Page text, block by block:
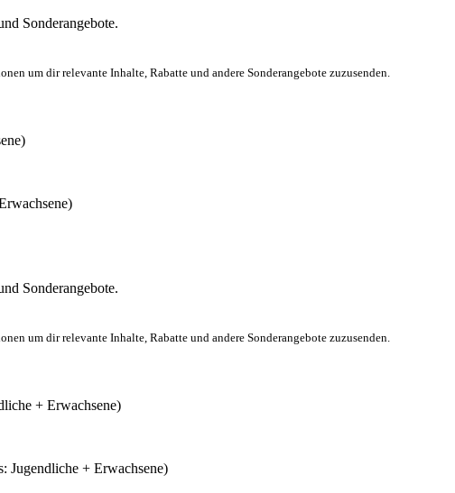
Sonderangebote.
um dir relevante Inhalte, Rabatte und andere Sonderangebote zuzusenden.
Sonderangebote.
um dir relevante Inhalte, Rabatte und andere Sonderangebote zuzusenden.
+ Erwachsene)
Jugendliche + Erwachsene)